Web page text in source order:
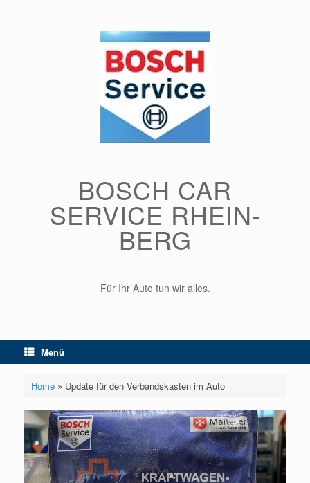
BOSCH CAR
SERVICE RHEIN-
BERG
Für Ihr Auto tun wir alles.
Menü
Home» Update für den Verbandskasten im Auto